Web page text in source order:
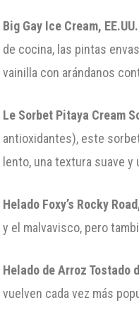
Big Gay Ice Cream,
de cocina, las pintas
vainilla con arándanos
Le Sorbet Pitaya Cream
antioxidantes), este
lento, una textura suave
Helado Foxy’s Rocky
y el malvavisco, pero
Helado de Arroz Tostado
vuelven cada vez más